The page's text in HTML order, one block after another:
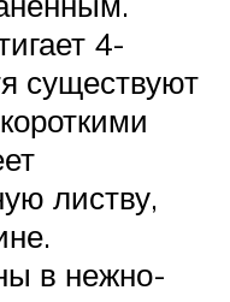
4-
существуют
листву,
в нежно-